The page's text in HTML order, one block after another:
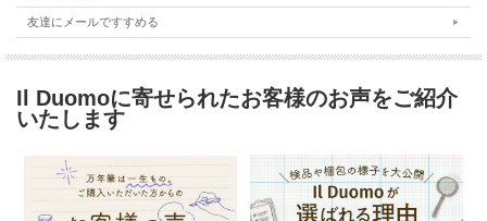
友達にメールですすめる
Il Duomoに寄せられたお客様のお声をご紹介
いたします